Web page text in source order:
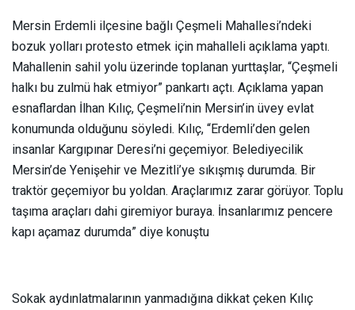
Mersin Erdemli ilçesine bağlı Çeşmeli Mahallesi’ndeki
bozuk yolları protesto etmek için mahalleli açıklama yaptı.
Mahallenin sahil yolu üzerinde toplanan yurttaşlar, “Çeşmeli
halkı bu zulmü hak etmiyor” pankartı açtı. Açıklama yapan
esnaflardan İlhan Kılıç, Çeşmeli’nin Mersin’in üvey evlat
konumunda olduğunu söyledi. Kılıç, “Erdemli’den gelen
insanlar Kargıpınar Deresi’ni geçemiyor. Belediyecilik
Mersin’de Yenişehir ve Mezitli’ye sıkışmış durumda. Bir
traktör geçemiyor bu yoldan. Araçlarımız zarar görüyor. Toplu
taşıma araçları dahi giremiyor buraya. İnsanlarımız pencere
kapı açamaz durumda” diye konuştu
Sokak aydınlatmalarının yanmadığına dikkat çeken Kılıç